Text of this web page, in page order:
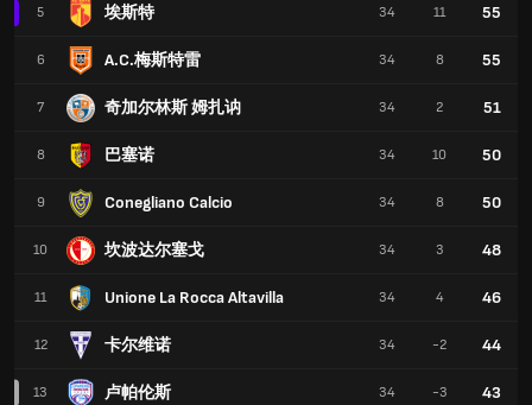
5 埃斯特
6 A.C.梅斯特雷
7 奇加尔林斯 姆扎讷
8 巴塞诺
9 Conegliano Calcio
10 坎波达尔塞戈
11 Unione La Rocca Altavilla
12 卡尔维诺
13 卢帕伦斯
34 11 55
34 8 55
34 2 51
34 10 50
34 8 50
34 3 48
34 4 46
34 -2 44
34 -3 43